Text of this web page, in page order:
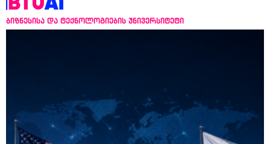
ბიზნესისა და ტექნოლოგიების უნივერსიტეტი